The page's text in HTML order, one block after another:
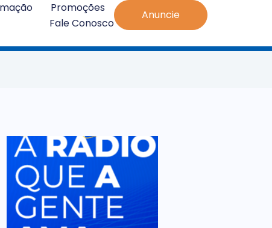
Promoções
Fale Conosco
Anuncie